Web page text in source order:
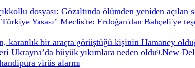
dosyası: Gözaltında ölümden yeniden açılan
Yasası" Meclis'te: Erdoğan'dan Bahçeli'ye
karanlık bir araçta görüştüğü kişinin Hamaney
Ukrayna’da büyük yıkımlara neden oldu9.New
virüs alarmı